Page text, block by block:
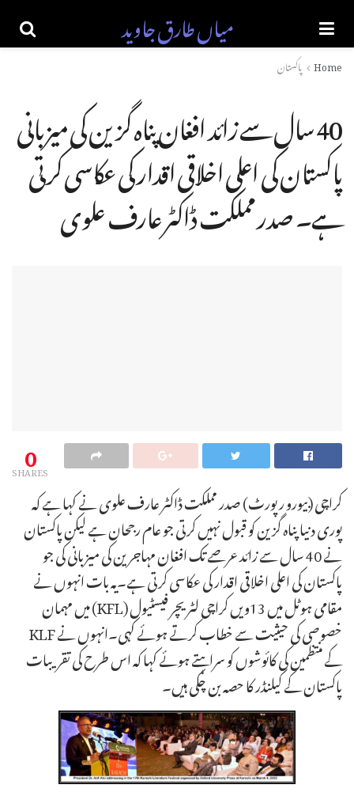
میاں طارق جاوید
Home پاکستان
40 سال سے زائد افغان پناہ گزین کی میزبانی
پاکستان کی اعلی اخلاقی اقدار کی عکاسی کرتی
ہے۔ صدر مملکت ڈاکٹر عارف علوی
0
SHARES
کراچی (بیورو رپورٹ) صدر مملکت ڈاکٹر عارف علوی نے کہا ہے کہ
پوری دنیا پناہ گزین کو قبول نہیں کرتی جو عام رجحان ہے لیکن پاکستان
نے 40 سال سے زائد عرصے تک افغان مہاجرین کی میزبانی کی جو
پاکستان کی اعلی اخلاقی اقدار کی عکاسی کرتی ہے۔یہ بات انہوں نے
مقامی ہوٹل میں 13ویں کراچی لٹریچر فیسٹیول (KFL) میں مہمان
خصوصی کی حیثیت سے خطاب کرتے ہوئے کہی۔انہوں نے KLF
کے منتظمین کی کائوشوں کو سراہتے ہوئے کہا کہ اس طرح کی تقریبات
پاکستان کے کیلنڈر کا حصہ بن چکی ہیں۔